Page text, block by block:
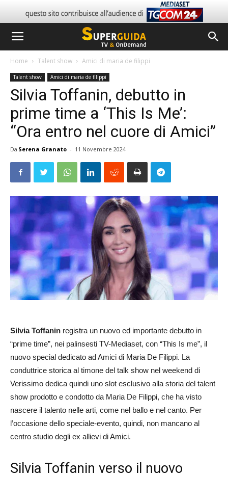
Home Talent show Amici di maria de filippi
Talent show Amici di maria de filippi
Silvia Toffanin, debutto in
prime time a ‘This Is Me’:
“Ora entro nel cuore di Amici”
Da Serena Granato - 11 Novembre 2024
Silvia Toffanin registra un nuovo ed importante debutto in
“prime time”, nei palinsesti TV-Mediaset, con “This Is me”, il
nuovo special dedicato ad Amici di Maria De Filippi. La
conduttrice storica al timone del talk show nel weekend di
Verissimo dedica quindi uno slot esclusivo alla storia del talent
show prodotto e condotto da Maria De Filippi, che ha visto
nascere il talento nelle arti, come nel ballo e nel canto. Per
l’occasione dello speciale-evento, quindi, non mancano al
centro studio degli ex allievi di Amici.
Silvia Toffanin verso il nuovo